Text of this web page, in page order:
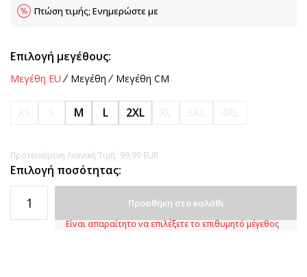
Πτώση τιμής; Ενημερώστε με
Επιλογή μεγέθους:
Μεγέθη EU Μεγέθη Μεγέθη CM
M L 2XL
Προτεινόμενη Λιανική Τιμή: 99,99 EUR
Επιλογή ποσότητας:
Προσθήκη στο καλάθι
Είναι απαραίτητο να επιλέξετε το επιθυμητό μέγεθος